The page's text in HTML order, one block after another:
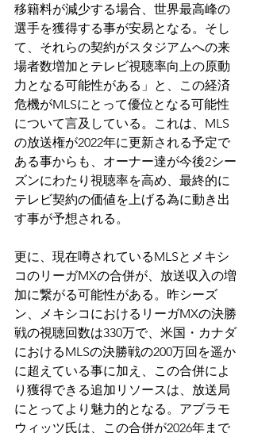
移籍料が減少する場合、世界最高峰の
選手を獲得する事が安易となる。そし
て、それらの契約がスタジアムへの来
場者数増加とテレビ視聴率向上の原動
力となる可能性がある」と、この経済
危機がMLSにとって優位となる可能性
について言及している。これは、MLS
の放送権が2022年に更新される予定で
ある事からも、オーナー達が今後2シー
ズンにわたり視聴率を高め、最終的に
テレビ契約の価値を上げる為に動き出
す事が予想される。
更に、現在噂されているMLSとメキシ
コのリーガMXの合併が、放送収入の増
加に繋がる可能性がある。昨シーズ
ン、メキシコにおけるリーガMXの決勝
戦の視聴回数は330万で、米国・カナダ
におけるMLSの決勝戦の200万回を遥か
に超えている事に加え、この合併によ
り獲得できる追加リソースは、放送局
にとってより魅力的となる。アブラモ
ウィッツ氏は、この合併が2026年まで